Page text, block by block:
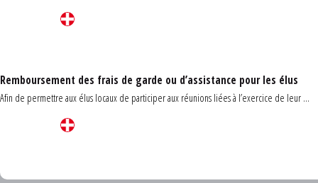
Remboursement des frais de garde ou d’assistance pour les élus
Afin de permettre aux élus locaux de participer aux réunions liées à l’exercice de leur ...